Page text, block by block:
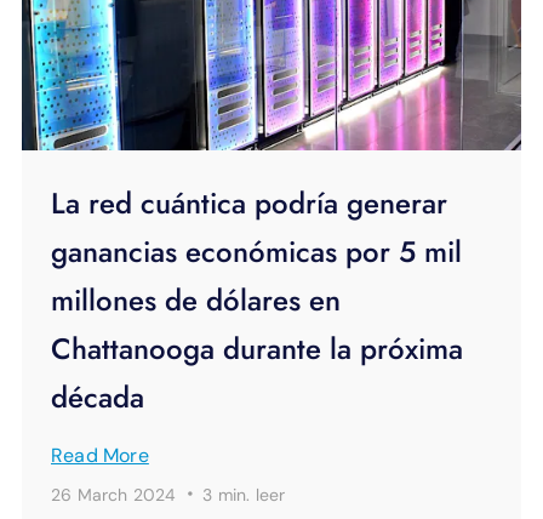
La red cuántica podría generar
ganancias económicas por 5 mil
millones de dólares en
Chattanooga durante la próxima
década
Read More
26 March 2024 · 3 min. leer